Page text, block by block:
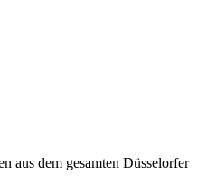
aus dem gesamten Düsselorfer